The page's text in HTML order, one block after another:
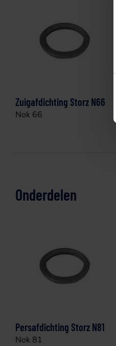
Zuigafdichting Storz N66
Nok 66
Onderdelen
Persafdichting Storz N81
Nok 81